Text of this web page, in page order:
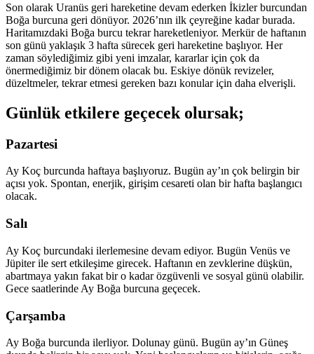
Son olarak Uranüs geri hareketine devam ederken İkizler burcundan
Boğa burcuna geri dönüyor. 2026’nın ilk çeyreğine kadar burada.
Haritamızdaki Boğa burcu tekrar hareketleniyor. Merkür de haftanın
son günü yaklaşık 3 hafta sürecek geri hareketine başlıyor. Her
zaman söylediğimiz gibi yeni imzalar, kararlar için çok da
önermediğimiz bir dönem olacak bu. Eskiye dönük revizeler,
düzeltmeler, tekrar etmesi gereken bazı konular için daha elverişli.
Günlük etkilere geçecek olursak;
Pazartesi
Ay Koç burcunda haftaya başlıyoruz. Bugün ay’ın çok belirgin bir
açısı yok. Spontan, enerjik, girişim cesareti olan bir hafta başlangıcı
olacak.
Salı
Ay Koç burcundaki ilerlemesine devam ediyor. Bugün Venüs ve
Jüpiter ile sert etkileşime girecek. Haftanın en zevklerine düşkün,
abartmaya yakın fakat bir o kadar özgüvenli ve sosyal günü olabilir.
Gece saatlerinde Ay Boğa burcuna geçecek.
Çarşamba
Ay Boğa burcunda ilerliyor. Dolunay günü. Bugün ay’ın Güneş